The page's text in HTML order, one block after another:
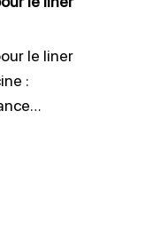
le liner
: